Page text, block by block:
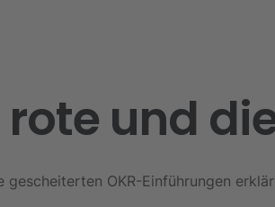
rote und
OKR-Einführungen